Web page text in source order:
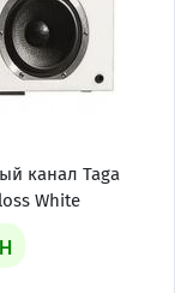
канал Taga
White